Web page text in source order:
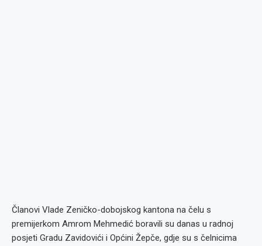
Članovi Vlade Zeničko-dobojskog kantona na čelu s
premijerkom Amrom Mehmedić boravili su danas u radnoj
posjeti Gradu Zavidovići i Općini Žepče, gdje su s čelnicima